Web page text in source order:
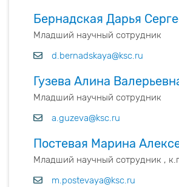
Бернадская Дарья
Младший научный сотрудник
d.bernadskaya@ksc.ru
Гузева Алина
Младший научный сотрудник
a.guzeva@ksc.ru
Постевая Марина
Младший научный сотрудник ,
m.postevaya@ksc.ru